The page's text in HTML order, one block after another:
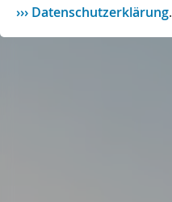
Datenschutzerklärung.